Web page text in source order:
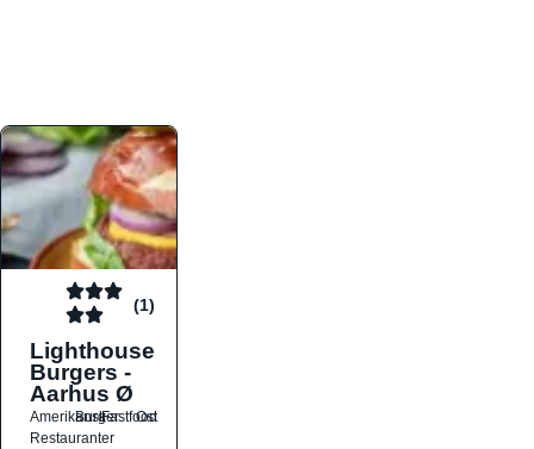
(1)
Lighthouse
Burgers -
Aarhus Ø
Amerikansk
BurgerFastfood
Ost
Restauranter